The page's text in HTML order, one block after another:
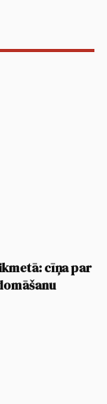
cīņa par